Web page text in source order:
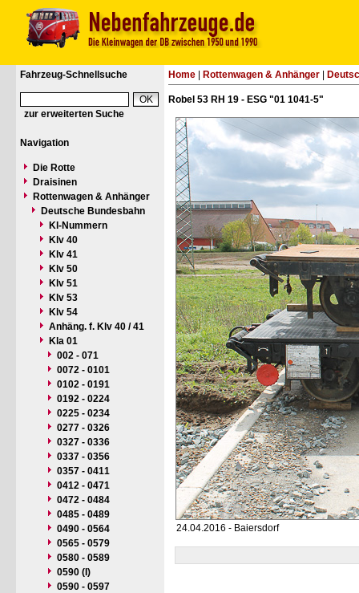
Fahrzeug-Schnellsuche
zur erweiterten Suche
Navigation
Die Rotte
Draisinen
Rottenwagen & Anhänger
Deutsche Bundesbahn
Kl-Nummern
Klv 40
Klv 41
Klv 50
Klv 51
Klv 53
Klv 54
Anhäng. f. Klv 40 / 41
Kla 01
002 - 071
0072 - 0101
0102 - 0191
0192 - 0224
0225 - 0234
0277 - 0326
0327 - 0336
0337 - 0356
0357 - 0411
0412 - 0471
0472 - 0484
0485 - 0489
0490 - 0564
0565 - 0579
0580 - 0589
0590 (I)
0590 - 0597
Home Rottenwagen & Anhänger
Robel 53 RH 19 - ESG "01 1041-5"
24.04.2016 - Baiersdorf